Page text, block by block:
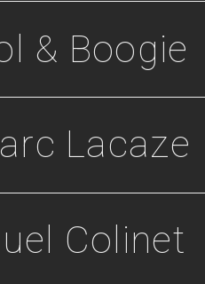
& Boogie
Lacaze
Colinet